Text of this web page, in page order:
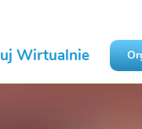
Wirtualnie